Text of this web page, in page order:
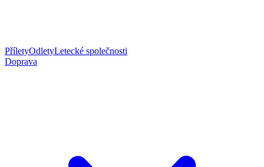
PříletyOdletyLetecké společnosti
Doprava